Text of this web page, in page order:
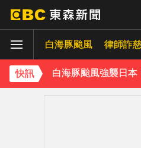
白海豚颱風 律師詐
快訊
下載東森App，隨時